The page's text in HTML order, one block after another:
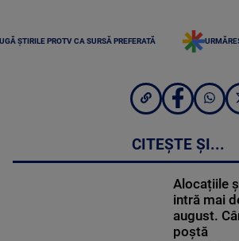
ȘTIRILE PROTV CA SURSĂ PREFERATĂ
CITEȘTE ȘI...
Alocațiile
intră mai
august.
poștă